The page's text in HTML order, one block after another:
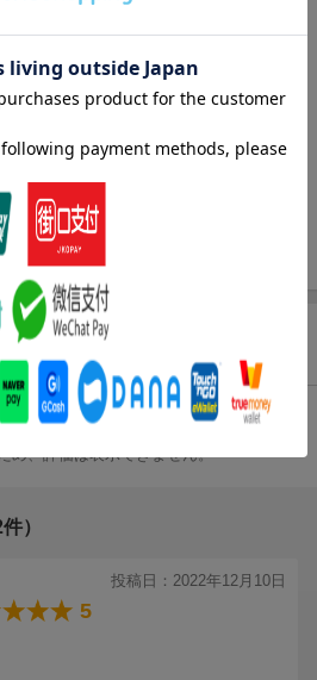
復習できる「無料アプリ」
ター」
かりたい人
て，全1681問を掲載しています。
問い方を変え出題しており，繰り返
かることができます。
したい人
ます。
最短」で効率良く，大学入試に必要
きます。
）
分析した、生物一問一答の決定版。重
「出る」項目を効率よく覚えられ
した「アプリ」が無料で利用できる
どこでも手軽に復習することができ
）
：
め、評価は表示できません。
）
投稿日：2022年12月10日
5